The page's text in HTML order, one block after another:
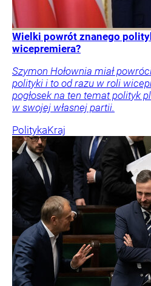
Wielki powrót znanego
wicepremiera?
Szymon Hołownia miał
polityki i to od razu w roli
pogłosek na ten temat polityk
w swojej własnej partii.
PolitykaKraj